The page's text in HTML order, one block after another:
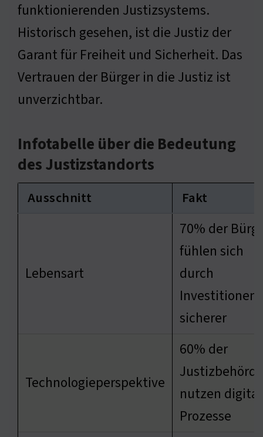
funktionierenden Justizsystems.
Historisch gesehen, ist die Justiz der
Garant für Freiheit und Sicherheit. Das
Vertrauen der Bürger in die Justiz ist
unverzichtbar.
Infotabelle über die Bedeutung
des Justizstandorts
Ausschnitt Fakt
Lebensart
70% der
fühlen sich
durch
Investitionen
sicherer
Technologieperspektive
60% der
nutzen
Prozesse